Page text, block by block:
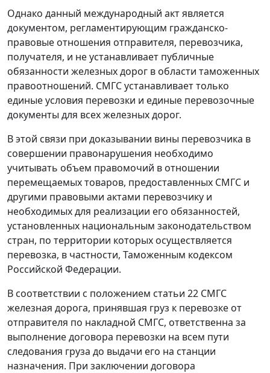
Однако данный международный акт является
документом, регламентирующим гражданско-
правовые отношения отправителя, перевозчика,
получателя, и не устанавливает публичные
обязанности железных дорог в области таможенных
правоотношений. СМГС устанавливает только
единые условия перевозки и единые перевозочные
документы для всех железных дорог.
В этой связи при доказывании вины перевозчика в
совершении правонарушения необходимо
учитывать объем правомочий в отношении
перемещаемых товаров, предоставленных СМГС и
другими правовыми актами перевозчику и
необходимых для реализации его обязанностей,
установленных национальным законодательством
стран, по территории которых осуществляется
перевозка, в частности, Таможенным кодексом
Российской Федерации.
В соответствии с положением статьи 22 СМГС
железная дорога, принявшая груз к перевозке от
отправителя по накладной СМГС, ответственна за
выполнение договора перевозки на всем пути
следования груза до выдачи его на станции
назначения. При заключении договора